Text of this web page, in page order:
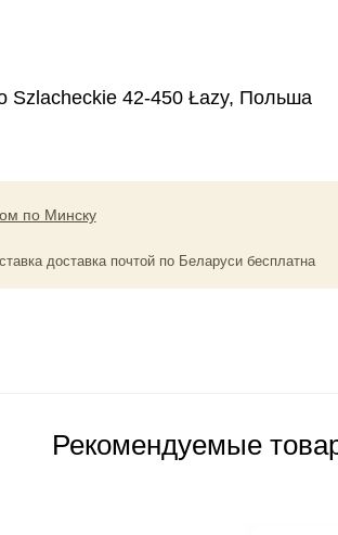
Szlacheckie 42-450 Łazy, Польша
по Минску
доставка почтой по Беларуси бесплатна
Рекомендуемые